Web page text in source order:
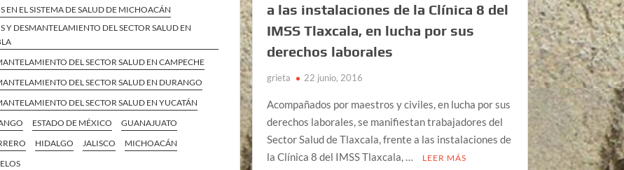
EN EL SISTEMA DE SALUD DE MICHOACÁN
Y DESMANTELAMIENTO DEL SECTOR SALUD EN
DEL SECTOR SALUD EN CAMPECHE
DEL SECTOR SALUD EN DURANGO
DEL SECTOR SALUD EN YUCATÁN
ESTADO DE MÉXICO
GUANAJUATO
HIDALGO JALISCO
MICHOACÁN
a las instalaciones de la Clínica 8 del
IMSS Tlaxcala, en lucha por sus
derechos laborales
grieta 22 junio, 2016
Acompañados por maestros y civiles, en lucha por sus
derechos laborales, se manifiestan trabajadores del
Sector Salud de Tlaxcala, frente a las instalaciones de
la Clínica 8 del IMSS Tlaxcala, …
LEER MÁS